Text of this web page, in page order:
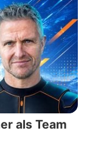
als Team